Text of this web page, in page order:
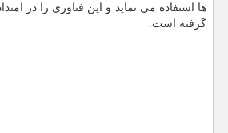
ها استفاده می نماید و این فناوری را در
گرفته است.